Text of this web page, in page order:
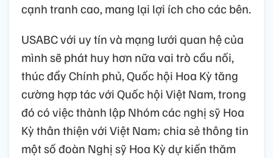
cạnh tranh cao, mang lại lợi ích cho các bên.
USABC với uy tín và mạng lưới quan hệ của
mình sẽ phát huy hơn nữa vai trò cầu nối,
thúc đẩy Chính phủ, Quốc hội Hoa Kỳ tăng
cường hợp tác với Quốc hội Việt Nam, trong
đó có việc thành lập Nhóm các nghị sỹ Hoa
Kỳ thân thiện với Việt Nam; chia sẻ thông tin
một số đoàn Nghị sỹ Hoa Kỳ dự kiến thăm